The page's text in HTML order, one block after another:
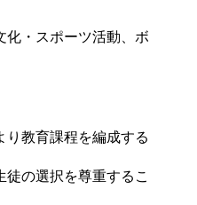
化・スポーツ活動、ボ
教育課程を編成する
の選択を尊重するこ